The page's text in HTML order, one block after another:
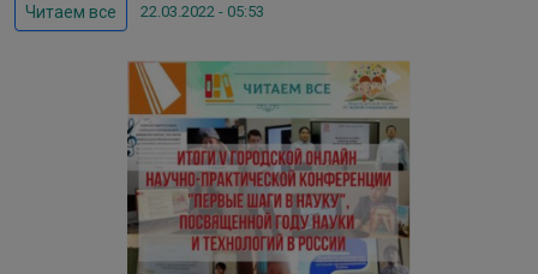
Читаем все 22.03.2022 - 05:53